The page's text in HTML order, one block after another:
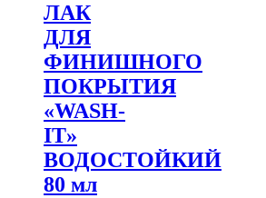
ЛАК
ДЛЯ
ФИНИШНОГО
ПОКРЫТИЯ
«WASH-
IT»
ВОДОСТОЙКИЙ
80 мл